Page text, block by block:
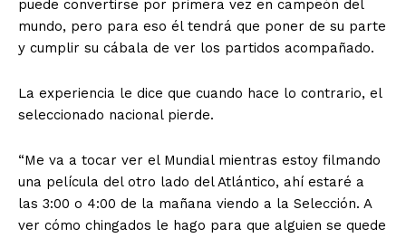
puede convertirse por primera vez en campeón del
mundo, pero para eso él tendrá que poner de su parte
y cumplir su cábala de ver los partidos acompañado.
La experiencia le dice que cuando hace lo contrario, el
seleccionado nacional pierde.
“Me va a tocar ver el Mundial mientras estoy filmando
una película del otro lado del Atlántico, ahí estaré a
las 3:00 o 4:00 de la mañana viendo a la Selección. A
ver cómo chingados le hago para que alguien se quede